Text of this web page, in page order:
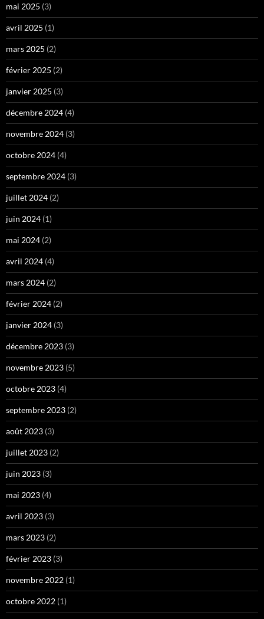
mai 2025 (3)
avril 2025 (1)
mars 2025 (2)
février 2025 (2)
janvier 2025 (3)
décembre 2024 (4)
novembre 2024 (3)
octobre 2024 (4)
septembre 2024 (3)
juillet 2024 (2)
juin 2024 (1)
mai 2024 (2)
avril 2024 (4)
mars 2024 (2)
février 2024 (2)
janvier 2024 (3)
décembre 2023 (3)
novembre 2023 (5)
octobre 2023 (4)
septembre 2023 (2)
août 2023 (3)
juillet 2023 (2)
juin 2023 (3)
mai 2023 (4)
avril 2023 (3)
mars 2023 (2)
février 2023 (3)
novembre 2022 (1)
octobre 2022 (1)